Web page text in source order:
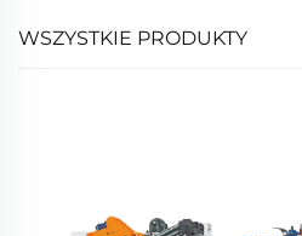
WSZYSTKIE PRODUKTY